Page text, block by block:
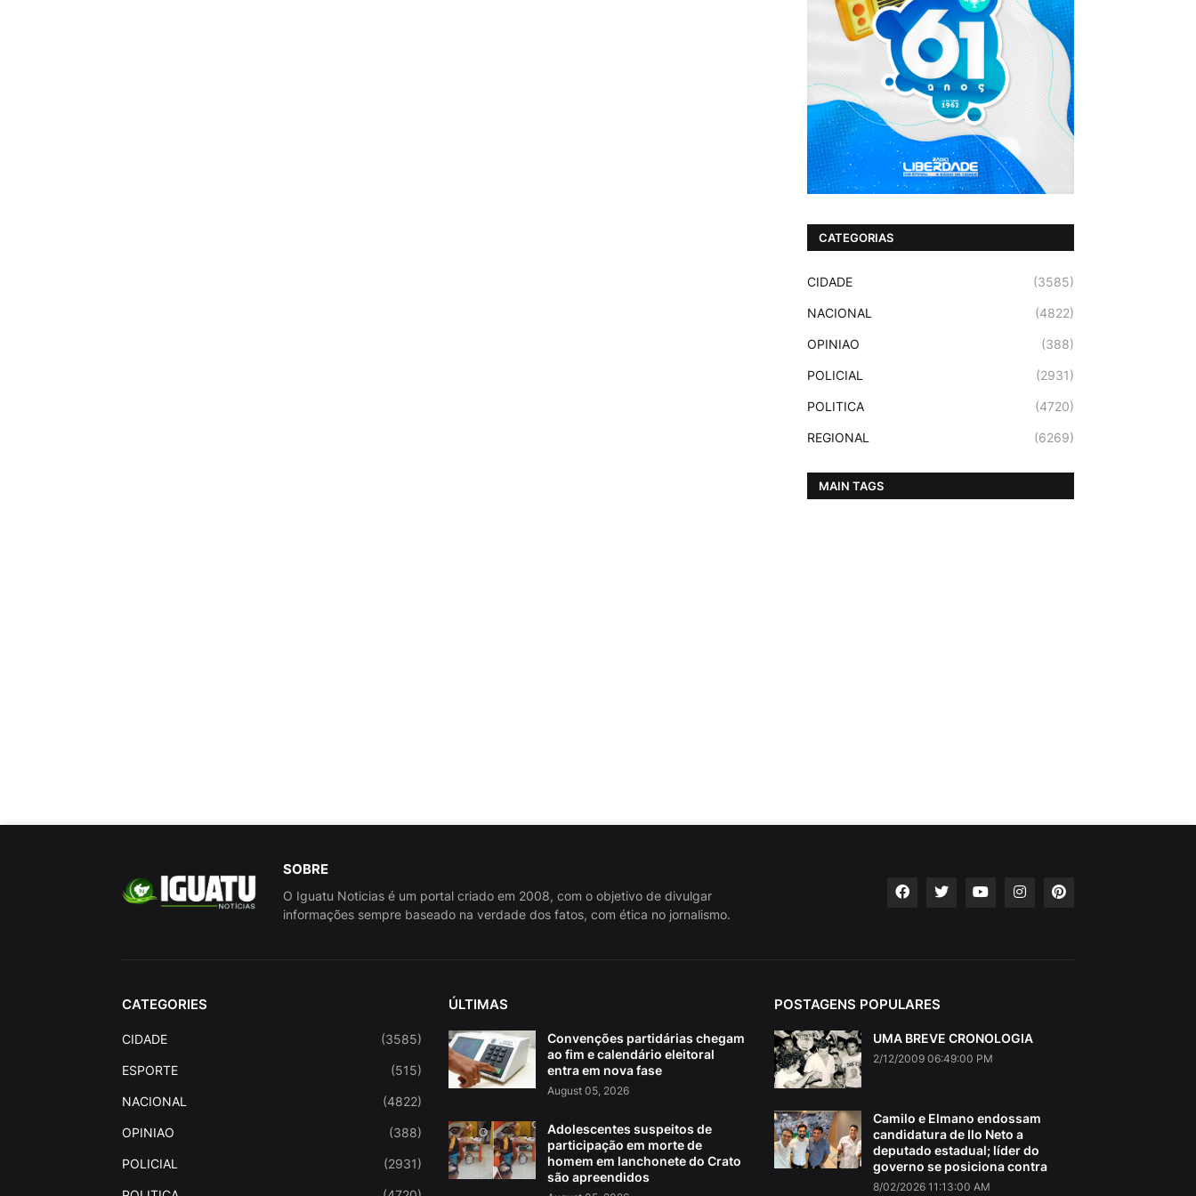
CATEGORIAS
CIDADE (3585)
NACIONAL (4822)
OPINIAO (388)
POLICIAL (2931)
POLITICA (4720)
REGIONAL (6269)
MAIN TAGS
SOBRE
O Iguatu Noticias é um portal criado em 2008, com o objetivo de divulgar
informações sempre baseado na verdade dos fatos, com ética no jornalismo.
CATEGORIES
CIDADE (3585)
ESPORTE (515)
NACIONAL (4822)
OPINIAO (388)
POLICIAL (2931)
ÚLTIMAS
Convenções partidárias chegam
ao fim e calendário eleitoral
entra em nova fase
August 05, 2026
Adolescentes suspeitos de
participação em morte de
homem em lanchonete do Crato
são apreendidos
POSTAGENS POPULARES
UMA BREVE CRONOLOGIA
2/12/2009 06:49:00 PM
Camilo e Elmano endossam
candidatura de Ilo Neto a
deputado estadual; líder do
governo se posiciona contra
8/02/2026 11:13:00 AM